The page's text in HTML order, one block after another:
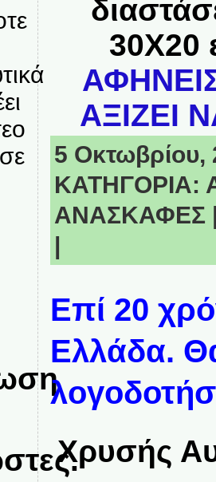
30Χ20
ΑΞΙΖΕΙ
5 Οκτωβρίου,
ΚΑΤΗΓΟΡΙΑ:
ΑΝΑΣΚΑΦΕΣ
Επί 20
Ελλάδα.
Χρυσής